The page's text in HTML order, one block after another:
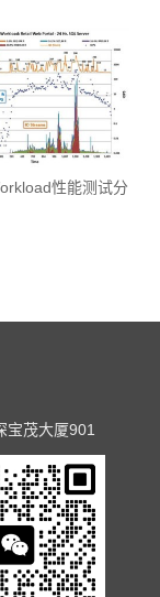
性能测试分
宝茂大厦901